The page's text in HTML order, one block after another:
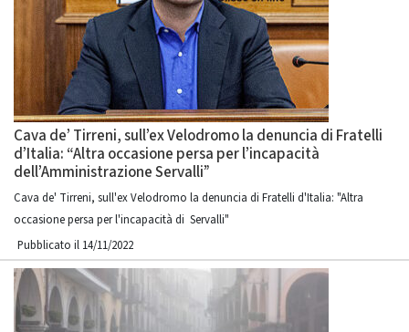
Cava de’ Tirreni, sull’ex Velodromo la denuncia di Fratelli
d’Italia: “Altra occasione persa per l’incapacità
dell’Amministrazione Servalli”
Cava de' Tirreni, sull'ex Velodromo la denuncia di Fratelli d'Italia: "Altra
occasione persa per l'incapacità di Servalli"
Pubblicato il 14/11/2022